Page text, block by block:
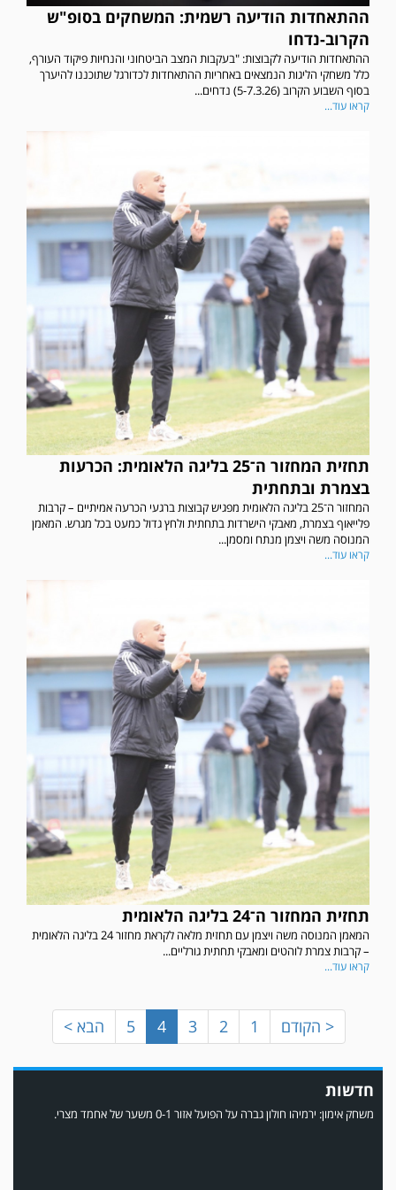
ההתאחדות הודיעה רשמית: המשחקים בסופ"ש
הקרוב-נדחו
ההתאחדות הודיעה לקבוצות: "בעקבות המצב הביטחוני והנחיות פיקוד העורף,
כלל משחקי הליגות הנמצאים באחריות ההתאחדות לכדורגל שתוכננו להיערך
בסוף השבוע הקרוב (5-7.3.26) נדחים...
קראו עוד...
תחזית המחזור ה־25 בליגה הלאומית: הכרעות
בצמרת ובתחתית
המחזור ה־25 בליגה הלאומית מפגיש קבוצות ברגעי הכרעה אמיתיים – קרבות
פלייאוף בצמרת, מאבקי הישרדות בתחתית ולחץ גדול כמעט בכל מגרש. המאמן
המנוסה משה ויצמן מנתח ומסמן...
קראו עוד...
תחזית המחזור ה־24 בליגה הלאומית
המאמן המנוסה משה ויצמן עם תחזית מלאה לקראת מחזור 24 בליגה הלאומית
– קרבות צמרת לוהטים ומאבקי תחתית גורליים...
קראו עוד...
< הקודם 1
2
3
4
5 הבא >
חדשות
במשחק אימון שהתקיים הבוקר יום ה' ניצחה קרית מלאכי את עירוני אשדוד 5-0.
משחק אימון: ירמיהו חולון גברה על הפועל אזור 0-1 משער של אחמד מצרי.